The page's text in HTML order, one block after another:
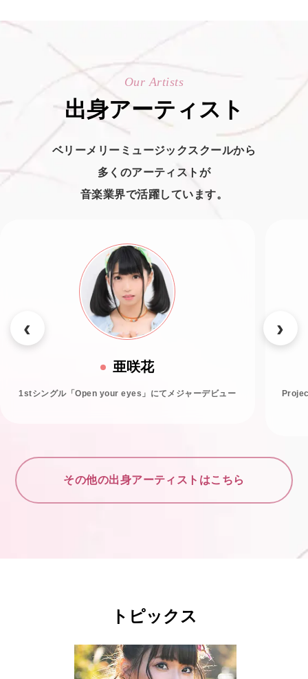
Our Artists
出身アーティスト
ベリーメリーミュージックスクールから
多くのアーティストが
音楽業界で活躍しています。
亜咲花
1stシングル「Open your eyes」にてメジャーデビュー
その他の出身アーティストはこちら
トピックス